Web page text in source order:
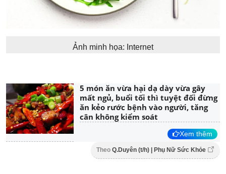
Ảnh minh họa: Internet
5 món ăn vừa hại dạ dày vừa gây
mất ngủ, buổi tối thì tuyệt đối đừng
ăn kẻo rước bệnh vào người, tăng
cân không kiểm soát
Xem thêm
Theo Q.Duyên (t/h) | Phụ Nữ Sức Khỏe